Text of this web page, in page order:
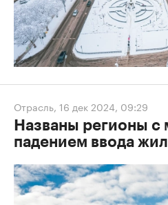
Отрасль, 16 дек 2024, 09:29
Названы регионы
падением ввода